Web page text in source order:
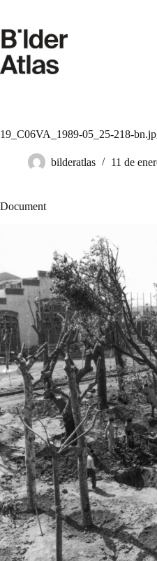
contenido
19_C06VA_1989-05_25-218-
bilderatlas 11 de
Document